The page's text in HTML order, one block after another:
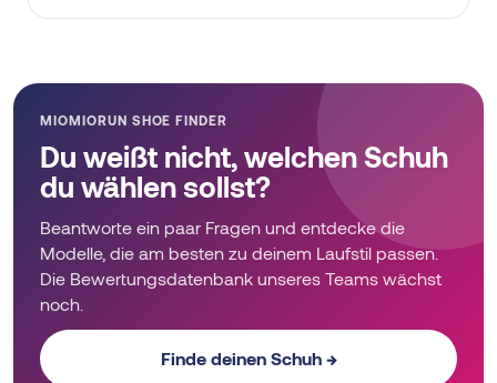
MIOMIORUN SHOE FINDER
Du weißt nicht, welchen Schuh
du wählen sollst?
Beantworte ein paar Fragen und entdecke die
Modelle, die am besten zu deinem Laufstil passen.
Die Bewertungsdatenbank unseres Teams wächst
noch.
Finde deinen Schuh →